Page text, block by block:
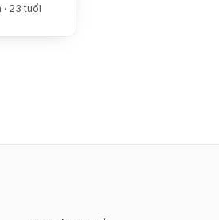
23 tuổi